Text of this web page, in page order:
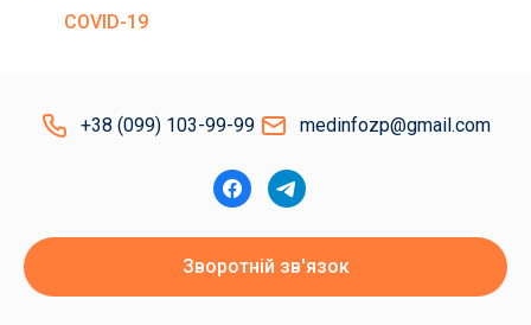
COVID-19
+38 (099) 103-99-99 medinfozp@gmail.com
Зворотній зв'язок